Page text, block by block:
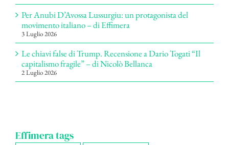
Per Anubi D’Avossa Lussurgiu: un protagonista del
movimento italiano – di Effimera
3 Luglio 2026
Le chiavi false di Trump. Recensione a Dario Togati “Il
capitalismo fragile” – di Nicolò Bellanca
2 Luglio 2026
Effimera tags